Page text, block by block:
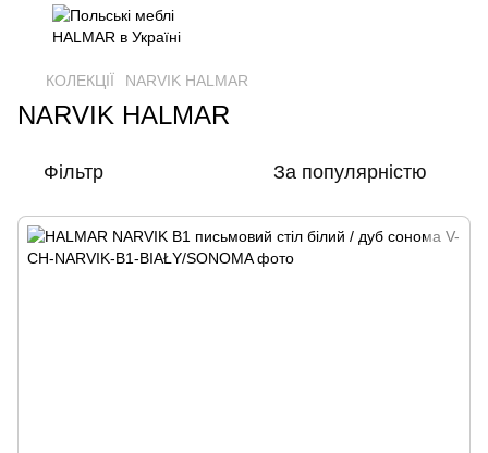
КОЛЕКЦІЇ NARVIK HALMAR
NARVIK HALMAR
Фільтр За популярністю